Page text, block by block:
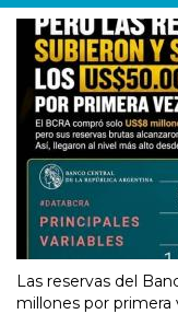
Las reservas del
millones por primera